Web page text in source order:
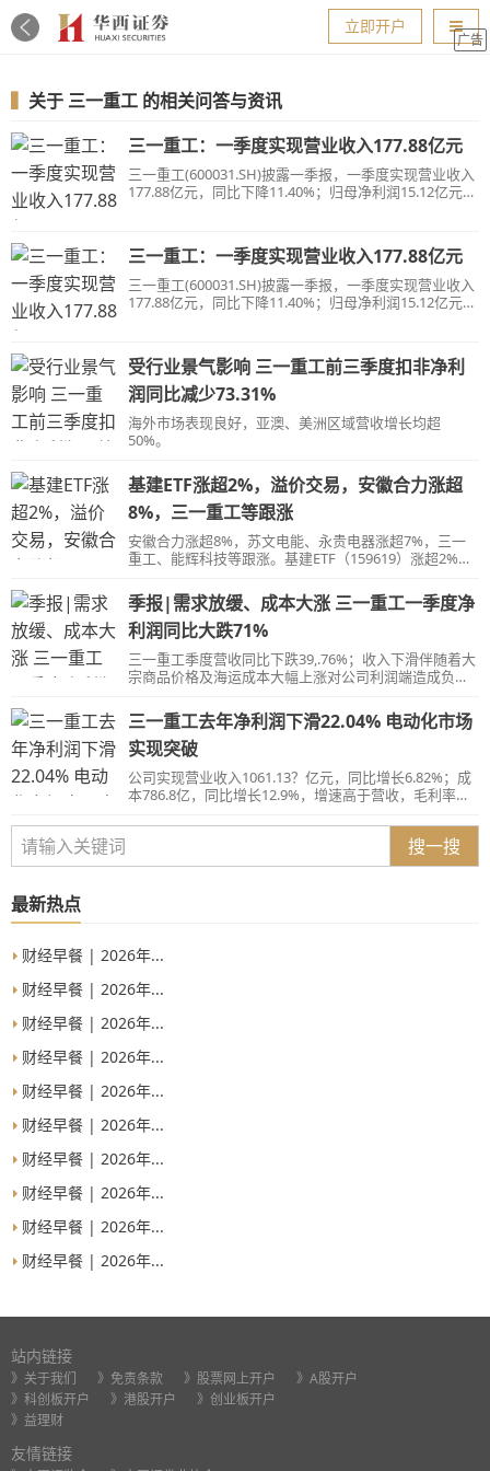
导航
立即开户
广告
关于 三一重工 的相关问答与资讯
三一重工：一季度实现营业收入177.88亿元
三一重工(600031.SH)披露一季报，一季度实现营业收入
177.88亿元，同比下降11.40%；归母净利润15.12亿元，
三一重工：一季度实现营业收入177.88亿元
三一重工(600031.SH)披露一季报，一季度实现营业收入
177.88亿元，同比下降11.40%；归母净利润15.12亿元，
受行业景气影响 三一重工前三季度扣非净利
润同比减少73.31%
海外市场表现良好，亚澳、美洲区域营收增长均超
50%。
基建ETF涨超2%，溢价交易，安徽合力涨超
8%，三一重工等跟涨
安徽合力涨超8%，苏文电能、永贵电器涨超7%，三一
重工、能辉科技等跟涨。基建ETF（159619）涨超2%，
季报|需求放缓、成本大涨 三一重工一季度净
利润同比大跌71%
三一重工季度营收同比下跌39,.76%；收入下滑伴随着大
宗商品价格及海运成本大幅上涨对公司利润端造成负面
三一重工去年净利润下滑22.04% 电动化市场
实现突破
公司实现营业收入1061.13？亿元，同比增长6.82%；成
本786.8亿，同比增长12.9%，增速高于营收，毛利率下
搜一搜
最新热点
财经早餐 | 2026年...
财经早餐 | 2026年...
财经早餐 | 2026年...
财经早餐 | 2026年...
财经早餐 | 2026年...
财经早餐 | 2026年...
财经早餐 | 2026年...
财经早餐 | 2026年...
财经早餐 | 2026年...
财经早餐 | 2026年...
站内链接
》关于我们 》免责条款 》股票网上开户
》A股开户
》科创板开户
》港股开户
》创业板开户
》益理财
友情链接